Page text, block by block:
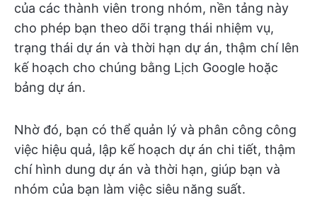
của các thành viên trong nhóm, nền tảng này
cho phép bạn theo dõi trạng thái nhiệm vụ,
trạng thái dự án và thời hạn dự án, thậm chí lên
kế hoạch cho chúng bằng Lịch Google hoặc
bảng dự án.
Nhờ đó, bạn có thể quản lý và phân công công
việc hiệu quả, lập kế hoạch dự án chi tiết, thậm
chí hình dung dự án và thời hạn, giúp bạn và
nhóm của bạn làm việc siêu năng suất.